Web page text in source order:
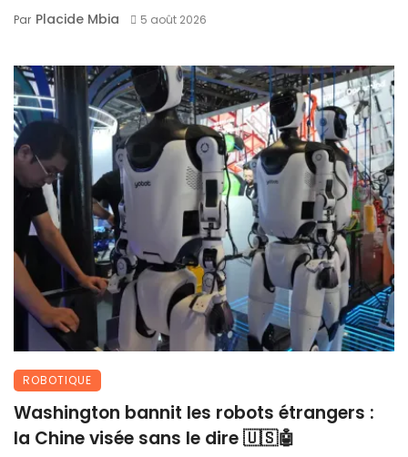
Par Placide Mbia 5 août 2026
ROBOTIQUE
Washington bannit les robots étrangers :
la Chine visée sans le dire 🇺🇸🤖